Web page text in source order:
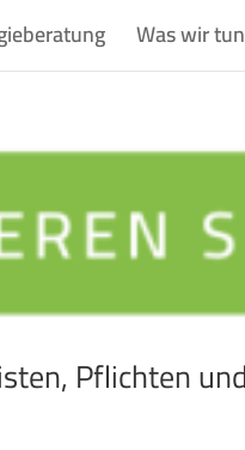
Was wir tun
Pflichten